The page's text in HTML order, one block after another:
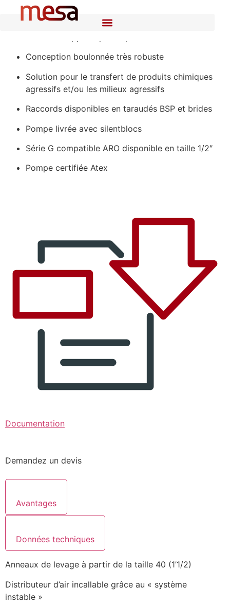
Conception boulonnée très robuste
Solution pour le transfert de produits chimiques
agressifs et/ou les milieux agressifs
Raccords disponibles en taraudés BSP et brides
Pompe livrée avec silentblocs
Série G compatible ARO disponible en taille 1/2″
Pompe certifiée Atex
Documentation
Demandez un devis
Avantages
Données techniques
Anneaux de levage à partir de la taille 40 (1’1/2)
Distributeur d’air incallable grâce au « système
instable »